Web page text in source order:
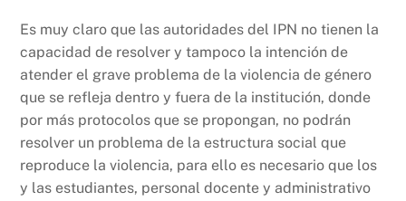
Es muy claro que las autoridades del IPN no tienen la
capacidad de resolver y tampoco la intención de
atender el grave problema de la violencia de género
que se refleja dentro y fuera de la institución, donde
por más protocolos que se propongan, no podrán
resolver un problema de la estructura social que
reproduce la violencia, para ello es necesario que los
y las estudiantes, personal docente y administrativo